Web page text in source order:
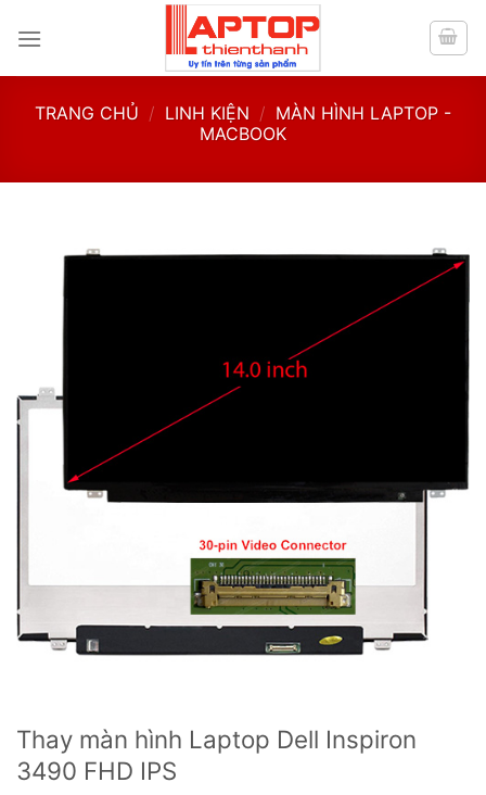
TRANG CHỦ / LINH KIỆN / MÀN HÌNH LAPTOP -
MACBOOK
Thay màn hình Laptop Dell Inspiron
3490 FHD IPS